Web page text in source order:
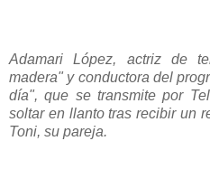
Adamari López, actriz de
madera" y conductora del
día", que se transmite por
soltar en llanto tras recibir un
Toni, su pareja.